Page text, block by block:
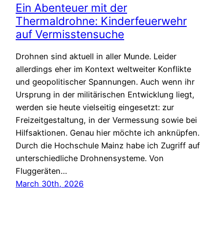
Ein Abenteuer mit der
Thermaldrohne: Kinderfeuerwehr
auf Vermisstensuche
Drohnen sind aktuell in aller Munde. Leider
allerdings eher im Kontext weltweiter Konflikte
und geopolitischer Spannungen. Auch wenn ihr
Ursprung in der militärischen Entwicklung liegt,
werden sie heute vielseitig eingesetzt: zur
Freizeitgestaltung, in der Vermessung sowie bei
Hilfsaktionen. Genau hier möchte ich anknüpfen.
Durch die Hochschule Mainz habe ich Zugriff auf
unterschiedliche Drohnensysteme. Von
Fluggeräten…
March 30th, 2026